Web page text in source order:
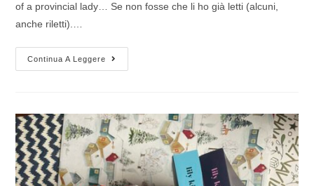
of a provincial lady… Se non fosse che li ho già letti (alcuni,
anche riletti).…
Continua A Leggere